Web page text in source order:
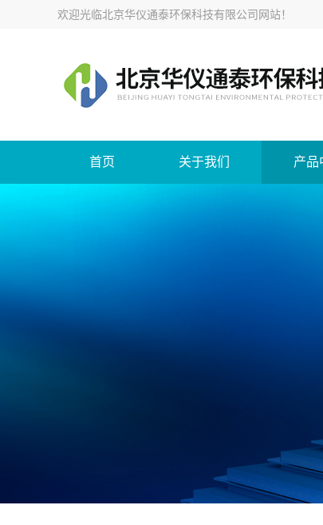
欢迎光临北京华仪通泰环保科技有限公司网站！
首页 关于我们 产品